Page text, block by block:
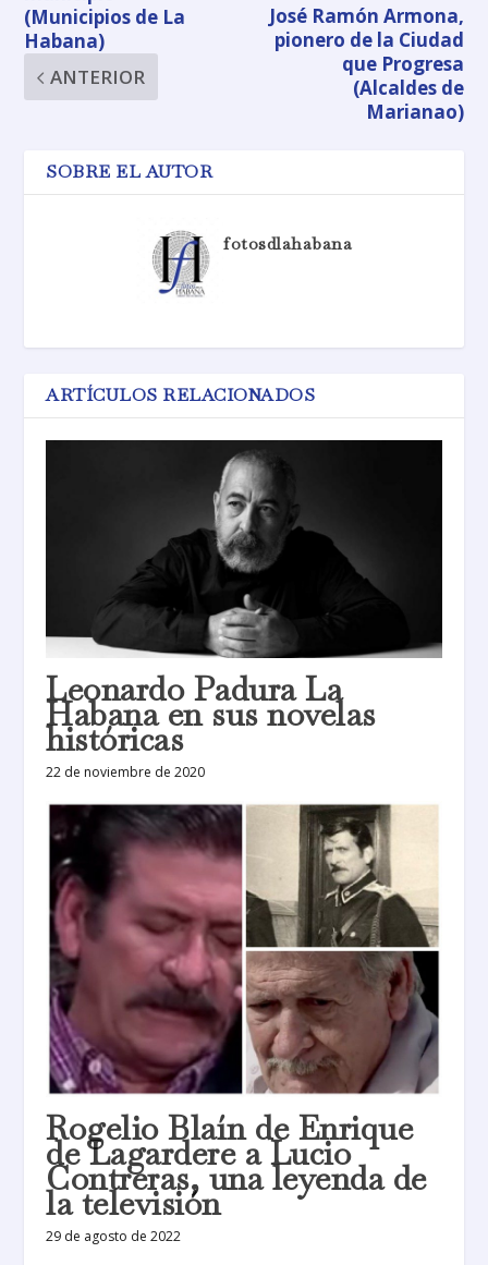
(Municipios de La
Habana)
ANTERIOR
José Ramón Armona,
pionero de la Ciudad
que Progresa
(Alcaldes de
Marianao)
SOBRE EL AUTOR
fotosdlahabana
ARTÍCULOS RELACIONADOS
Leonardo Padura La
Habana en sus novelas
históricas
22 de noviembre de 2020
Rogelio Blaín de Enrique
de Lagardere a Lucio
Contreras, una leyenda de
la televisión
29 de agosto de 2022